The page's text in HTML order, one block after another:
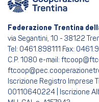
Federazione Trentina
via Segantini, 10 - 38122
Tel: 0461.898111 Fax:
C.P. 1080 e-mail:
Iscrizione Registro Imprese
00110640224 | Iscrizione